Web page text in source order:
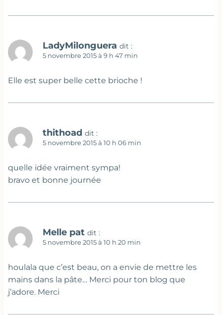
LadyMilonguera dit :
5 novembre 2015 à 9 h 47 min
Elle est super belle cette brioche !
thithoad dit :
5 novembre 2015 à 10 h 06 min
quelle idée vraiment sympa!
bravo et bonne journée
Melle pat dit :
5 novembre 2015 à 10 h 20 min
houlala que c’est beau, on a envie de mettre les
mains dans la pâte… Merci pour ton blog que
j’adore. Merci